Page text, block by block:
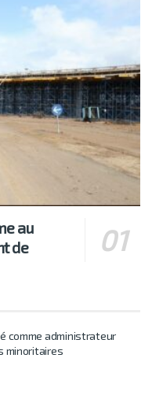
au
de
comme administrateur
minoritaires